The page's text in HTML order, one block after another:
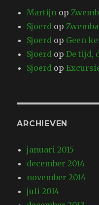
Martijn op
Sjoerd op
Sjoerd op Geen
Sjoerd opDe tijd,
Sjoerd op
ARCHIEVEN
januari 2015
december 2014
november 2014
juli 2014